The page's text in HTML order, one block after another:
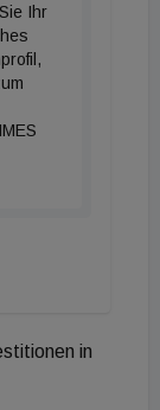
das
Insurance
in
Ihr